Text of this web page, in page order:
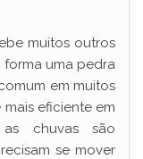
muitos outros
forma uma pedra
em muitos
eficiente em
chuvas são
se mover